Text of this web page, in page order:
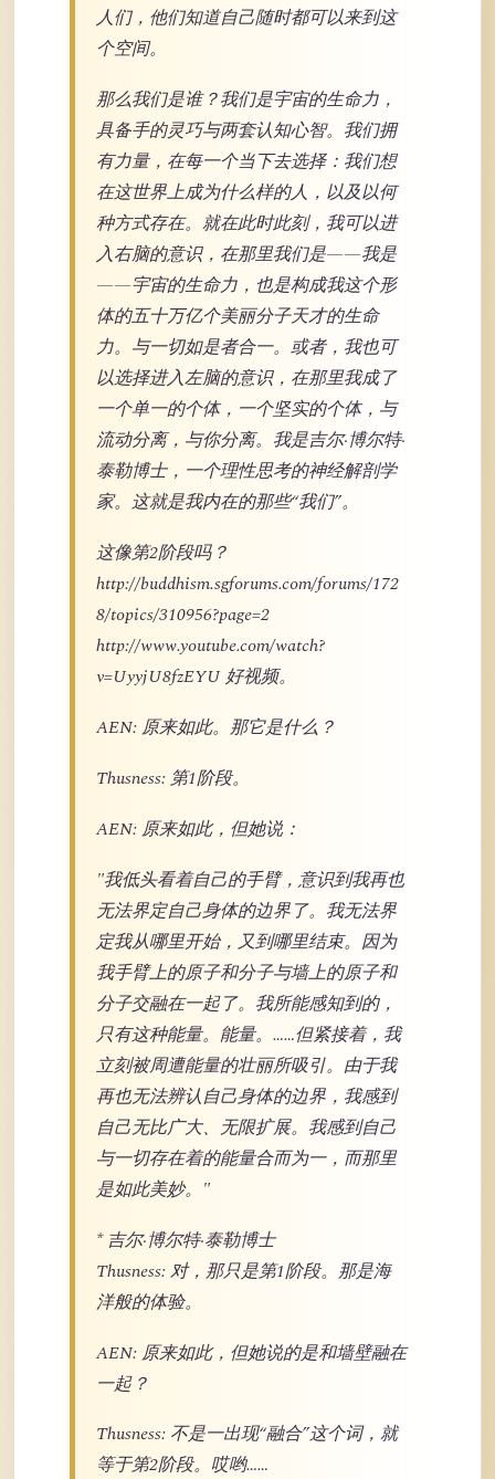
人们，他们知道自己随时都可以来到这
个空间。
那么我们是谁？我们是宇宙的生命力，
具备手的灵巧与两套认知心智。我们拥
有力量，在每一个当下去选择：我们想
在这世界上成为什么样的人，以及以何
种方式存在。就在此时此刻，我可以进
入右脑的意识，在那里我们是——我是
——宇宙的生命力，也是构成我这个形
体的五十万亿个美丽分子天才的生命
力。与一切如是者合一。或者，我也可
以选择进入左脑的意识，在那里我成了
一个单一的个体，一个坚实的个体，与
流动分离，与你分离。我是吉尔·博尔特·
泰勒博士，一个理性思考的神经解剖学
家。这就是我内在的那些“我们”。
这像第2阶段吗？
http://buddhism.sgforums.com/forums/172
8/topics/310956?page=2
http://www.youtube.com/watch?
v=UyyjU8fzEYU 好视频。
AEN: 原来如此。那它是什么？
Thusness: 第1阶段。
AEN: 原来如此，但她说：
"我低头看着自己的手臂，意识到我再也
无法界定自己身体的边界了。我无法界
定我从哪里开始，又到哪里结束。因为
我手臂上的原子和分子与墙上的原子和
分子交融在一起了。我所能感知到的，
只有这种能量。能量。……但紧接着，我
立刻被周遭能量的壮丽所吸引。由于我
再也无法辨认自己身体的边界，我感到
自己无比广大、无限扩展。我感到自己
与一切存在着的能量合而为一，而那里
是如此美妙。"
* 吉尔·博尔特·泰勒博士
Thusness: 对，那只是第1阶段。那是海
洋般的体验。
AEN: 原来如此，但她说的是和墙壁融在
一起？
Thusness: 不是一出现“融合”这个词，就
等于第2阶段。哎哟……